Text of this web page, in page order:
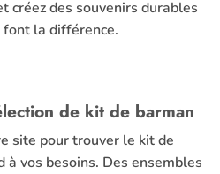
créez des souvenirs durables
font la différence.
de kit de barman
site pour trouver le kit de
vos besoins. Des ensembles